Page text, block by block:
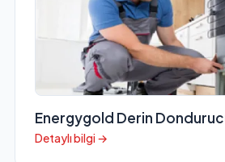
Energygold Derin
Detaylı bilgi →